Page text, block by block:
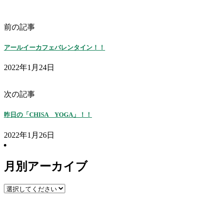
前の記事
アールイーカフェバレンタイン！！
2022年1月24日
次の記事
昨日の「CHISA YOGA」！！
2022年1月26日
月別アーカイブ